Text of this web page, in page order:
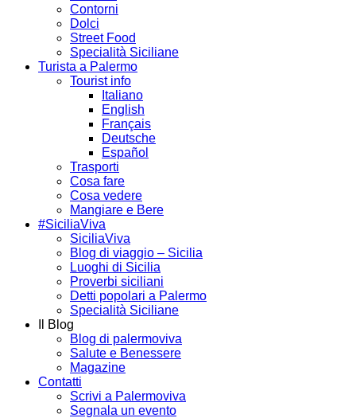
Contorni
Dolci
Street Food
Specialità Siciliane
Turista a Palermo
Tourist info
Italiano
English
Français
Deutsche
Español
Trasporti
Cosa fare
Cosa vedere
Mangiare e Bere
#SiciliaViva
SiciliaViva
Blog di viaggio – Sicilia
Luoghi di Sicilia
Proverbi siciliani
Detti popolari a Palermo
Specialità Siciliane
Il Blog
Blog di palermoviva
Salute e Benessere
Magazine
Contatti
Scrivi a Palermoviva
Segnala un evento